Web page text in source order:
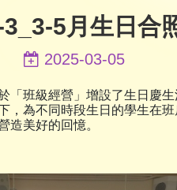
3_3-5月生日合
2025-03-05
班級經營」增設了生日慶生
，為不同時段生日的學生在
造美好的回憶。